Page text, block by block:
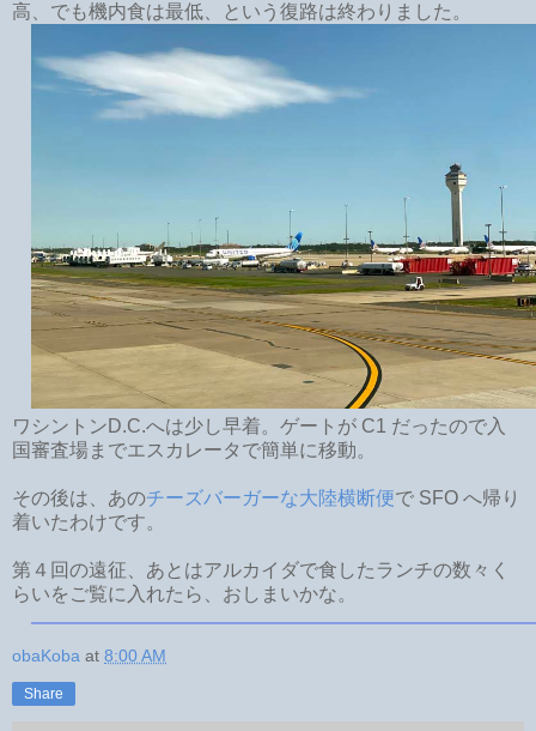
高、でも機内食は最低、という復路は終わりました。
ワシントンD.C.へは少し早着。ゲートが C1 だったので入
国審査場までエスカレータで簡単に移動。
その後は、あのチーズバーガーな大陸横断便で SFO へ帰り
着いたわけです。
第４回の遠征、あとはアルカイダで食したランチの数々く
らいをご覧に入れたら、おしまいかな。
obaKoba at 8:00 AM
Share